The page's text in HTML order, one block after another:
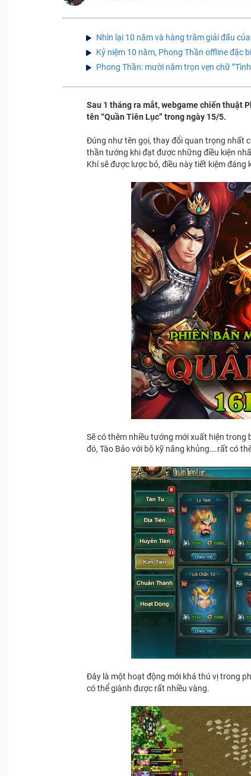
Nhìn lại 10 năm và hàng trăm giải đấu
Kỷ niệm 10 năm, Phong Thần offline đặc
Phong Thần: mười năm trọn vẹn chữ
Sau 1 tháng ra mắt, webgame chiến thuật
tên “Quần Tiên Lục” trong ngày 15/5.
Đúng như tên gọi, thay đổi quan trọng nhất
thần tướng khi đạt được những điều kiện
Khí sẽ được lược bỏ, điều này tiết kiệm
Sẽ có thêm nhiều tướng mới xuất hiện trong
đó, Tào Bảo với bộ kỹ năng khủng….rất có
Đây là một hoạt động mới khá thú vị trong
có thể giành được rất nhiều vàng.